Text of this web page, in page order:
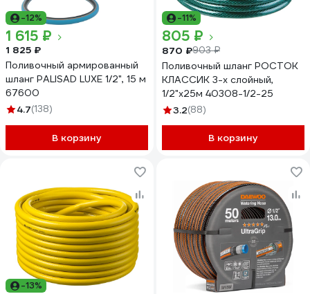
-12%
1 615 ₽
1 825 ₽
Поливочный армированный
шланг PALISAD LUXE 1/2", 15 м
67600
4.7(138)
В корзину
-11%
805 ₽
870 ₽903 ₽
Поливочный шланг РОСТОК
КЛАССИК 3-х слойный,
1/2"х25м 40308-1/2-25
3.2(88)
В корзину
-13%